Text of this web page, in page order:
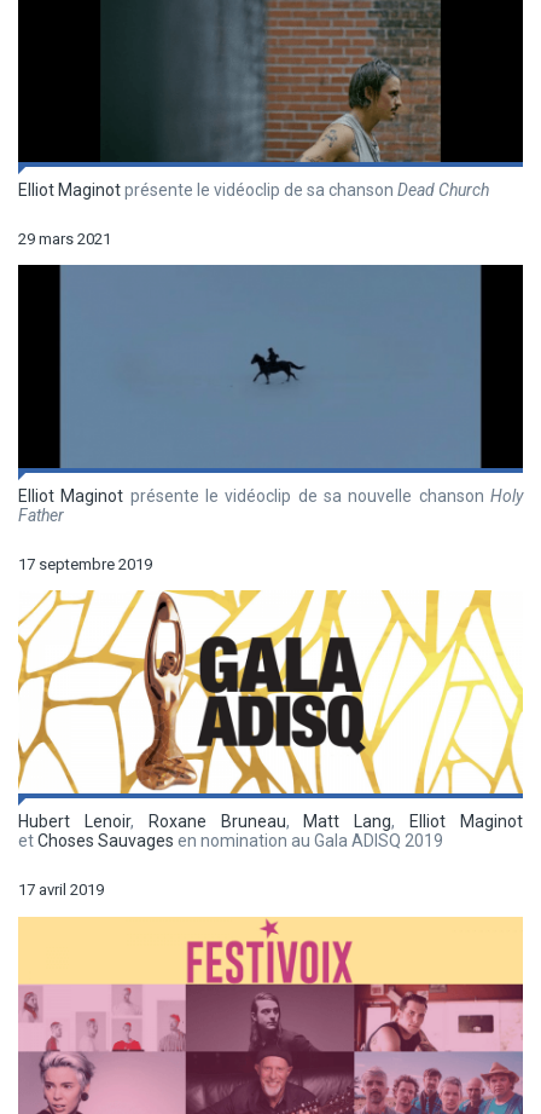
Elliot Maginotprésente le vidéoclip de sa chanson Dead Church
29 mars 2021
Elliot Maginot présente le vidéoclip de sa nouvelle chansonHoly
Father
17 septembre 2019
Hubert Lenoir, Roxane Bruneau, Matt Lang,
Elliot Maginot
etChoses Sauvages en nomination au Gala ADISQ 2019
17 avril 2019